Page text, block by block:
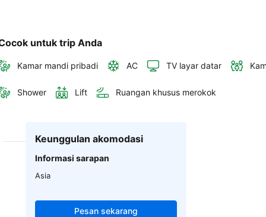
untuk trip Anda
Kamar mandi pribadi AC TV layar datar
Shower Lift Ruangan khusus merokok
Keunggulan akomodasi
Informasi sarapan
Asia
Pesan sekarang